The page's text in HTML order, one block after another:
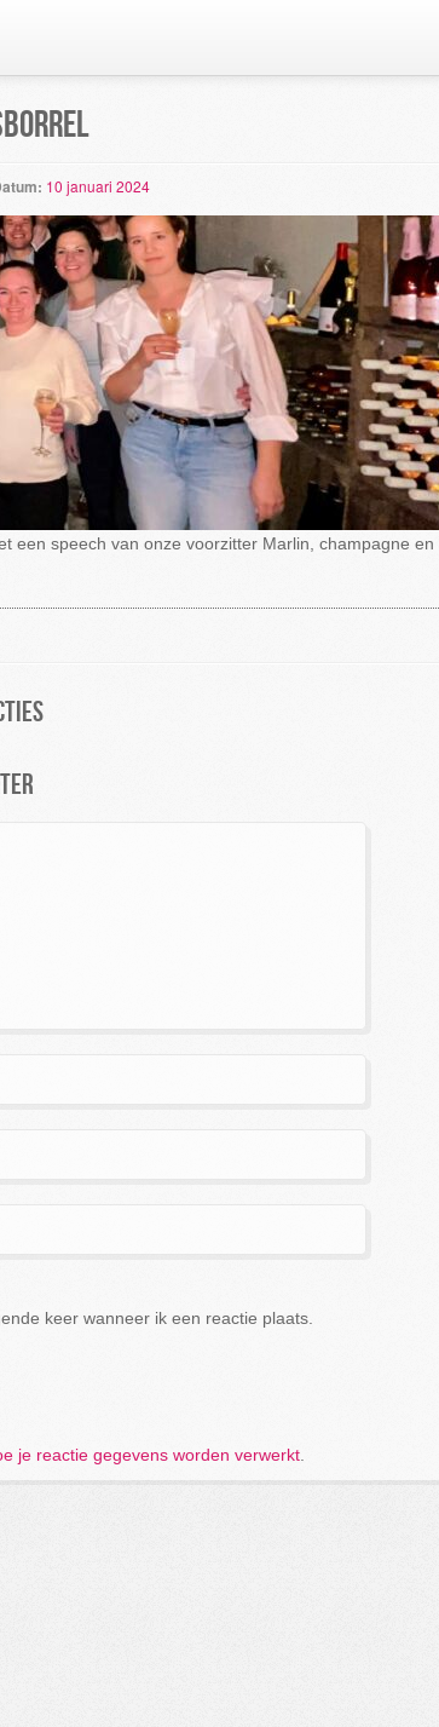
10 januari 2024
een speech van onze voorzitter Marlin, champagne en
keer wanneer ik een reactie plaats.
je reactie gegevens worden verwerkt